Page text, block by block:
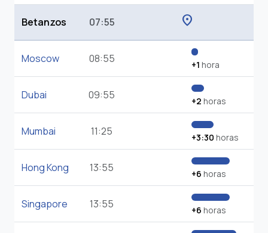
Betanzos 07:55 location_on
Moscow 08:55 +1 hora
Dubai 09:55 +2 horas
Mumbai 11:25 +3:30 horas
Hong Kong 13:55 +6 horas
Singapore 13:55 +6 horas